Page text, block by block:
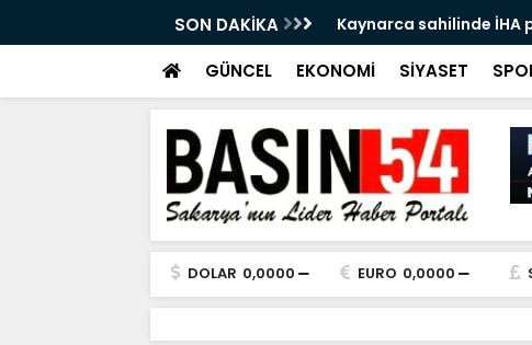
SON DAKİKA
Tersine Dönecek: Pazar Sağanak Var Kaynarca sahilinde İHA
GÜNCEL EKONOMİ SİYASET
DOLAR 0,0000 EURO 0,0000